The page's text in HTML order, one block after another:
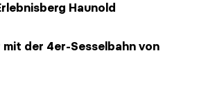
Haunold
der 4er-Sesselbahn von